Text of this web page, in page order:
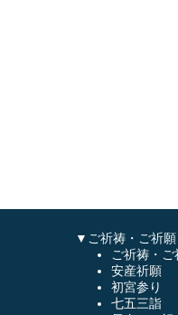
▼ご祈祷・ご祈願
ご祈祷・
安産祈願
初宮参り
七五三詣